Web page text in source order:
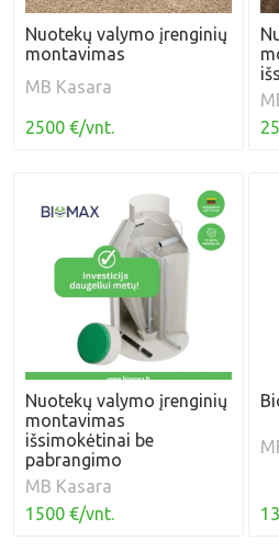
Nuotekų valymo įrenginių
montavimas
MB Kasara
2500 €/vnt.
Nuotekų valymo įrenginių
montavimas
išsimokėtinai be
pabrangimo
MB Kasara
1500 €/vnt.